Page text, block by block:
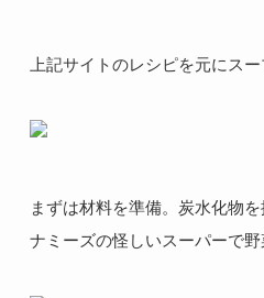
上記サイトのレシピを元にスー
まずは材料を準備。炭水化物
ナミーズの怪しいスーパーで野